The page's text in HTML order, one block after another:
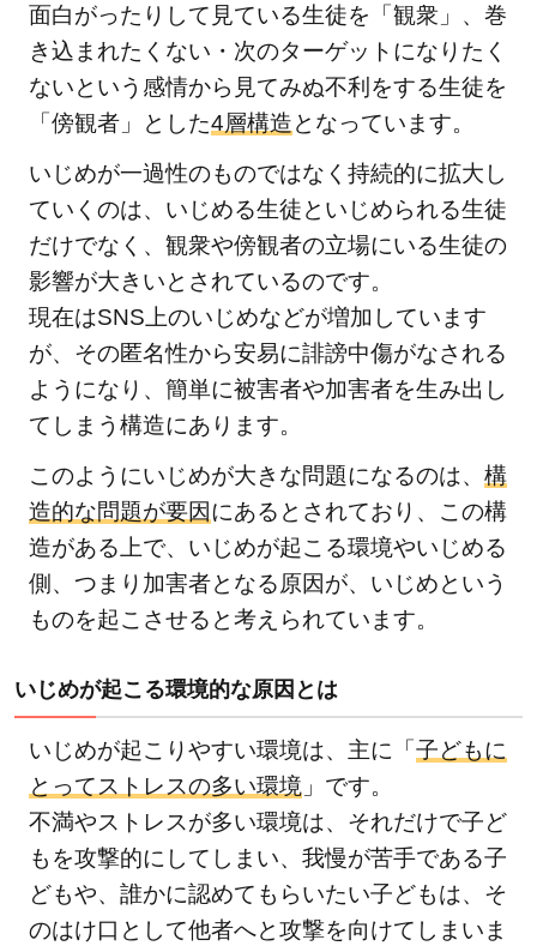
面白がったりして見ている生徒を「観衆」、巻
き込まれたくない・次のターゲットになりたく
ないという感情から見てみぬ不利をする生徒を
「傍観者」とした4層構造となっています。
いじめが一過性のものではなく持続的に拡大し
ていくのは、いじめる生徒といじめられる生徒
だけでなく、観衆や傍観者の立場にいる生徒の
影響が大きいとされているのです。
現在はSNS上のいじめなどが増加しています
が、その匿名性から安易に誹謗中傷がなされる
ようになり、簡単に被害者や加害者を生み出し
てしまう構造にあります。
このようにいじめが大きな問題になるのは、 構
造的な問題が要因にあるとされており、この構
造がある上で、いじめが起こる環境やいじめる
側、つまり加害者となる原因が、いじめという
ものを起こさせると考えられています。
いじめが起こる環境的な原因とは
いじめが起こりやすい環境は、主に「子どもに
とってストレスの多い環境 」です。
不満やストレスが多い環境は、それだけで子ど
もを攻撃的にしてしまい、我慢が苦手である子
どもや、誰かに認めてもらいたい子どもは、そ
のはけ口として他者へと攻撃を向けてしまいま